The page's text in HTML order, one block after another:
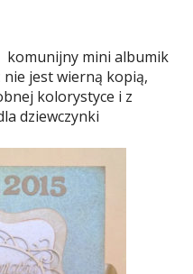
komunijny mini albumik
jest wierną kopią,
kolorystyce i z
dziewczynki